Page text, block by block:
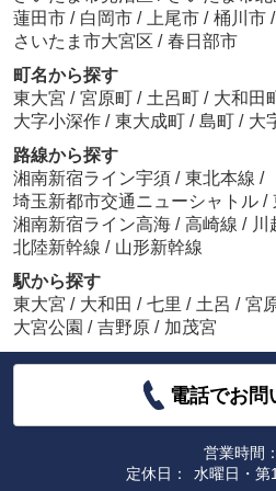
蓮田市 / 白岡市 / 上尾市 / 桶川市 /
さいたま市大宮区 / 春日部市
町名から探す
東大宮 / 宮原町 / 土呂町 / 大和田
大字小深作 / 東大成町 / 島町 / 大
路線から探す
湘南新宿ライン宇須 / 東北本線 /
埼玉新都市交通ニューシャトル /
湘南新宿ライン高海 / 高崎線 / 川
北陸新幹線 / 山形新幹線
駅から探す
東大宮 / 大和田 / 七里 / 土呂 / 宮
大宮公園 / 吉野原 / 加茂宮
電話でお問
営業時間：
定休日：
水曜日・第